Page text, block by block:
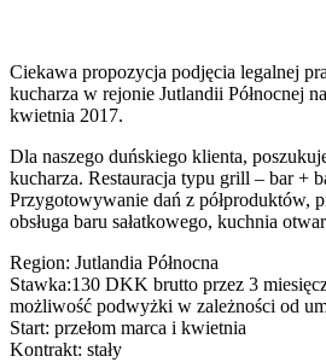
Ciekawa propozycja podjęcia legalnej
kucharza w rejonie Jutlandii Północnej
kwietnia 2017.
Dla naszego duńskiego klienta,
kucharza. Restauracja typu grill – bar +
Przygotowywanie dań z półproduktów,
obsługa baru sałatkowego, kuchnia
Region: Jutlandia Północna
Stawka:130 DKK brutto przez 3
możliwość podwyżki w zależności od
Start: przełom marca i kwietnia
Kontrakt: stały